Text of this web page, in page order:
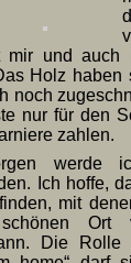
mir und auch
Holz haben
noch
nur für den
zahlen.
werde
Ich hoffe,
mit
Ort
Die Rolle